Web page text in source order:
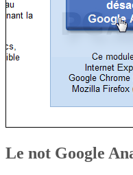
Le not Google